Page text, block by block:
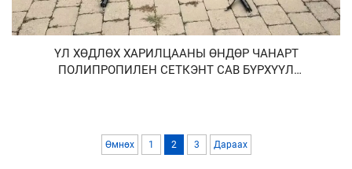
ҮЛ ХӨДЛӨХ ХАРИЛЦААНЫ ӨНДӨР ЧАНАРТ
ПОЛИПРОПИЛЕН СЕТКЭНТ САВ БҮРХҮҮЛ
Өмнөх 1 2 3 Дараах